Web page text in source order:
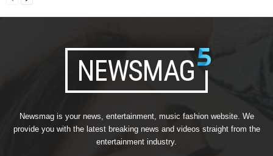
Newsmag is your news, entertainment, music fashion website. We
provide you with the latest breaking news and videos straight from the
entertainment industry.